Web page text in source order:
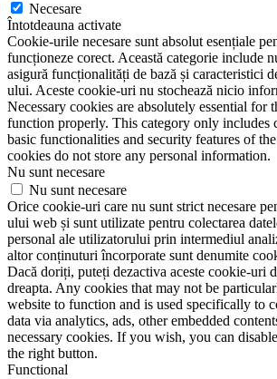
Necesare
Întotdeauna activate
Cookie-urile necesare sunt absolut esențiale
funcționeze corect. Această categorie include
asigură funcționalități de bază și caracteristici
ului. Aceste cookie-uri nu stochează nicio
Necessary cookies are absolutely essential for
function properly. This category only includes
basic functionalities and security features of
cookies do not store any personal information.
Nu sunt necesare
Nu sunt necesare
Orice cookie-uri care nu sunt strict necesare
ului web și sunt utilizate pentru colectarea
personal ale utilizatorului prin intermediul
altor conținuturi încorporate sunt denumite
Dacă doriți, puteți dezactiva aceste cookie-uri
dreapta. Any cookies that may not be
website to function and is used specifically to
data via analytics, ads, other embedded
necessary cookies. If you wish, you can
the right button.
Functional